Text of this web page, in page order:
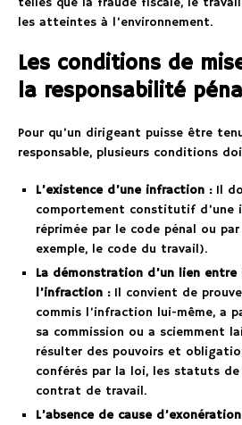
les atteintes à l’environnement.
Les conditions de
la responsabilité
Pour qu’un dirigeant puisse être
responsable, plusieurs conditions
L’existence d’une infraction :Il
comportement constitutif d’une
réprimée par le code pénal ou
exemple, le code du travail).
La démonstration d’un lien
l’infraction :Il convient de
commis l’infraction lui-même, a
sa commission ou a sciemment
résulter des pouvoirs et
conférés par la loi, les statuts de
contrat de travail.
L’absence de cause